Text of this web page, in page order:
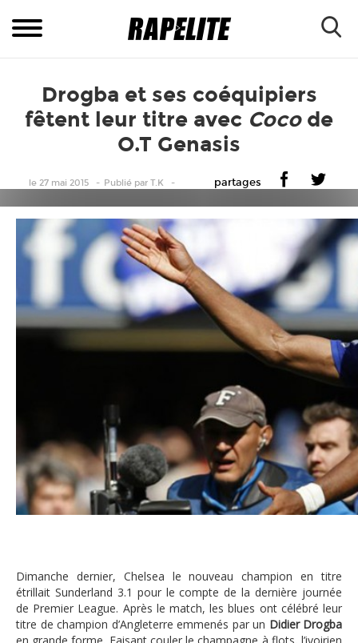
Drogba et ses coéquipiers
fêtent leur titre avec Cocode
O.T Genasis
le 27 mai 2015 Publiépar T.K partages
Dimanche dernier, Chelsea le nouveau champion en titre
étrillait Sunderland 3.1 pour le compte de la dernière journée
de Premier League. Après le match, les blues ont célébré leur
titre de champion d’Angleterre emmenés par un Didier Drogba